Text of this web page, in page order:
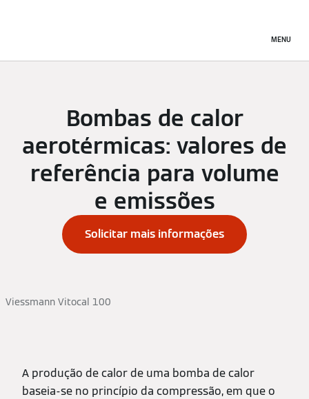
MENU
Bombas de calor
aerotérmicas: valores de
referência para volume
e emissões
Solicitar mais informações
Viessmann Vitocal 100
A produção de calor de uma bomba de calor
baseia-se no princípio da compressão, em que o